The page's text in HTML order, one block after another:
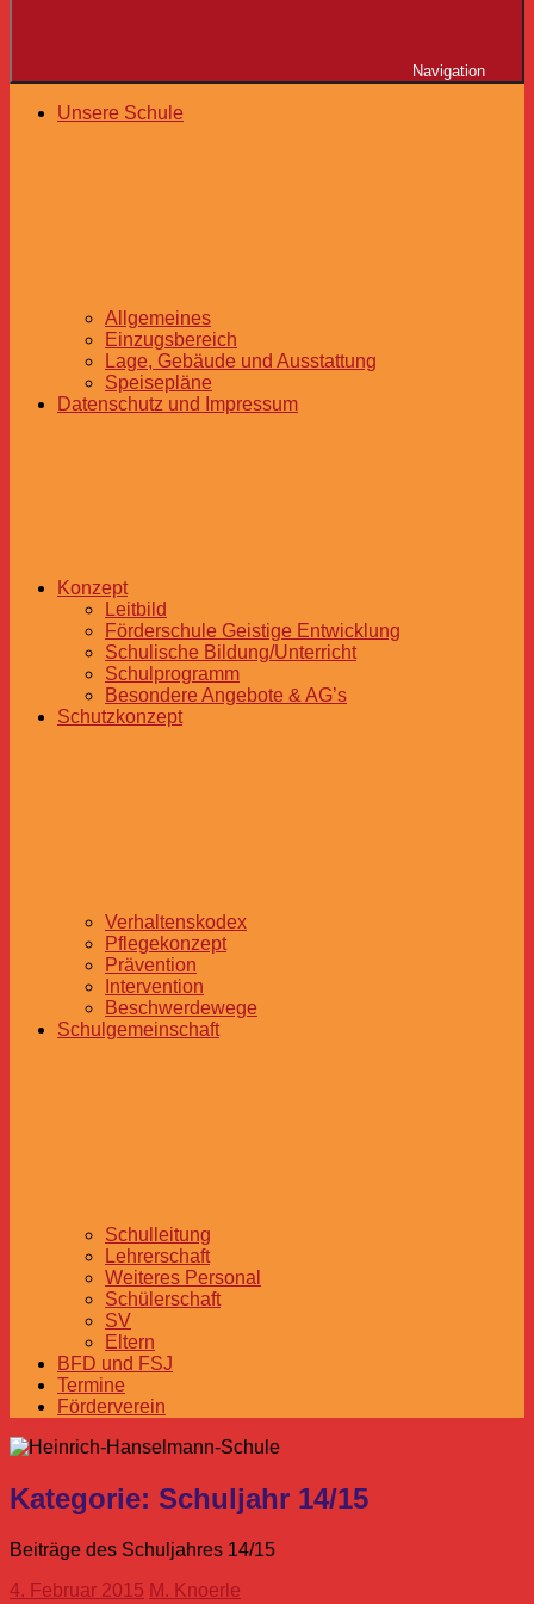
Navigation
Unsere Schule
Allgemeines
Einzugsbereich
Lage, Gebäude und Ausstattung
Speisepläne
Datenschutz und Impressum
Konzept
Leitbild
Förderschule Geistige Entwicklung
Schulische Bildung/Unterricht
Schulprogramm
Besondere Angebote & AG’s
Schutzkonzept
Verhaltenskodex
Pflegekonzept
Prävention
Intervention
Beschwerdewege
Schulgemeinschaft
Schulleitung
Lehrerschaft
Weiteres Personal
Schülerschaft
SV
Eltern
BFD und FSJ
Termine
Förderverein
Kategorie: Schuljahr 14/15
Beiträge des Schuljahres 14/15
4. Februar 2015 M. Knoerle